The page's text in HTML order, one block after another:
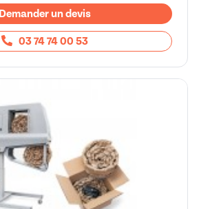
Demander un devis
03 74 74 00 53